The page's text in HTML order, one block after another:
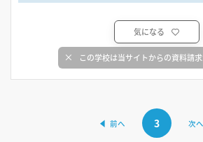
気になる
この学校は当サイトからの資料請
3